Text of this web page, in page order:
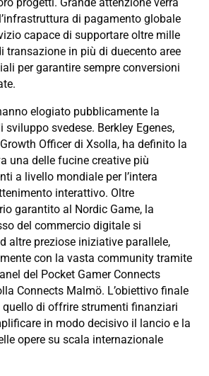
di pagamento globale
capace di supportare oltre mille
transazione in più di duecento aree
per garantire sempre conversioni
elogiato pubblicamente la
sviluppo svedese. Berkley Egenes,
Officer di Xsolla, ha definito la
una delle fucine creative più
a livello mondiale per l’intera
interattivo. Oltre
garantito al Nordic Game, la
del commercio digitale si
altre preziose iniziative parallele,
con la vasta community tramite
del Pocket Gamer Connects
Connects Malmö. L’obiettivo finale
di offrire strumenti finanziari
in modo decisivo il lancio e la
opere su scala internazionale